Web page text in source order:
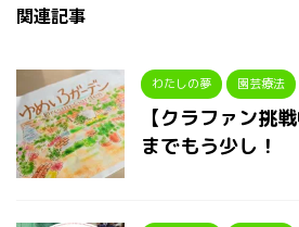
関連記事
わたしの夢 園芸療法
【クラファン挑
までもう少し！